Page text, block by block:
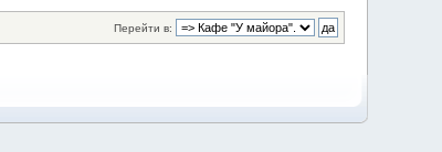
Перейти в: